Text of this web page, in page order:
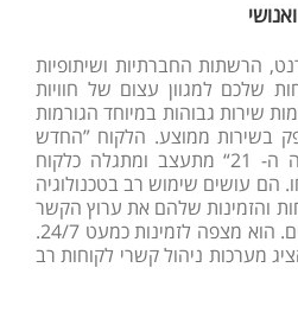
הרשתות החברתיות ושיתופיות
שלכם למגוון עצום של חוויות
שירות גבוהות במיוחד הגורמות
בשירות ממוצע. הלקוח ”החדש
בעשור השלישי של המאה ה- 21“ מתעצב ומתגלה כלקוח
הם עושים שימוש רב בטכנולוגיה
והזמינות שלהם את ערוץ הקשר
הנוח לו מתוך מגוון הערוצים. הוא מצפה לזמינות כמעט 24/7.
מערכות ניהול קשרי לקוחות רב